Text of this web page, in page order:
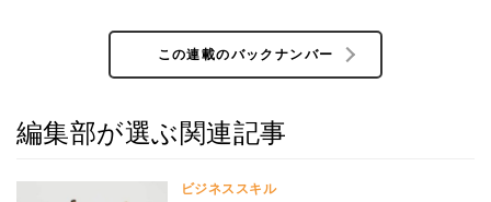
この連載のバックナンバー
編集部が選ぶ関連記事
ビジネススキル